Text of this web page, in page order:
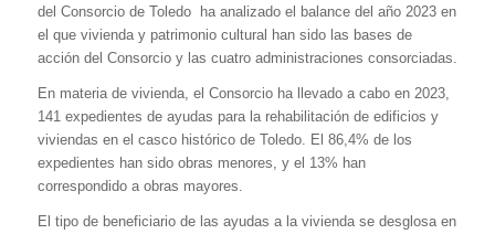
del Consorcio de Toledo ha analizado el balance del año 2023 en
el que vivienda y patrimonio cultural han sido las bases de
acción del Consorcio y las cuatro administraciones consorciadas.
En materia de vivienda, el Consorcio ha llevado a cabo en 2023,
141 expedientes de ayudas para la rehabilitación de edificios y
viviendas en el casco histórico de Toledo. El 86,4% de los
expedientes han sido obras menores, y el 13% han
correspondido a obras mayores.
El tipo de beneficiario de las ayudas a la vivienda se desglosa en